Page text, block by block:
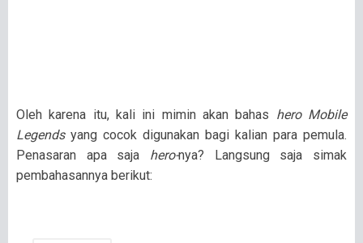
Oleh karena itu, kali ini mimin akan bahas hero Mobile
Legendsyang cocok digunakan bagi kalian para pemula.
Penasaran apa saja hero-nya? Langsung saja simak
pembahasannya berikut: